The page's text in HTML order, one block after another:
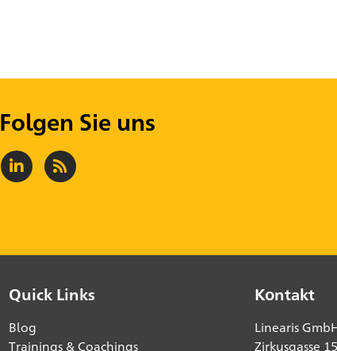
Folgen Sie uns
Quick Links
Blog
Trainings & Coachings
Kontakt
Linearis
Zirkusgasse